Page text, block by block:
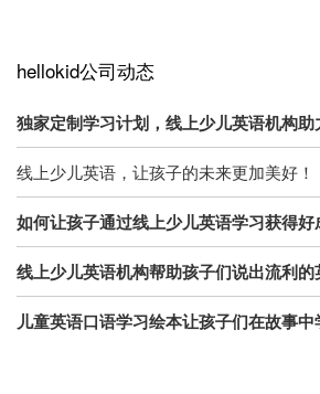
hellokid公司动态
独家定制学习计划，线上少儿英语机构助
线上少儿英语，让孩子的未来更加美好！
如何让孩子通过线上少儿英语学习获得好
线上少儿英语机构帮助孩子们说出流利的
儿童英语口语学习绘本让孩子们在故事